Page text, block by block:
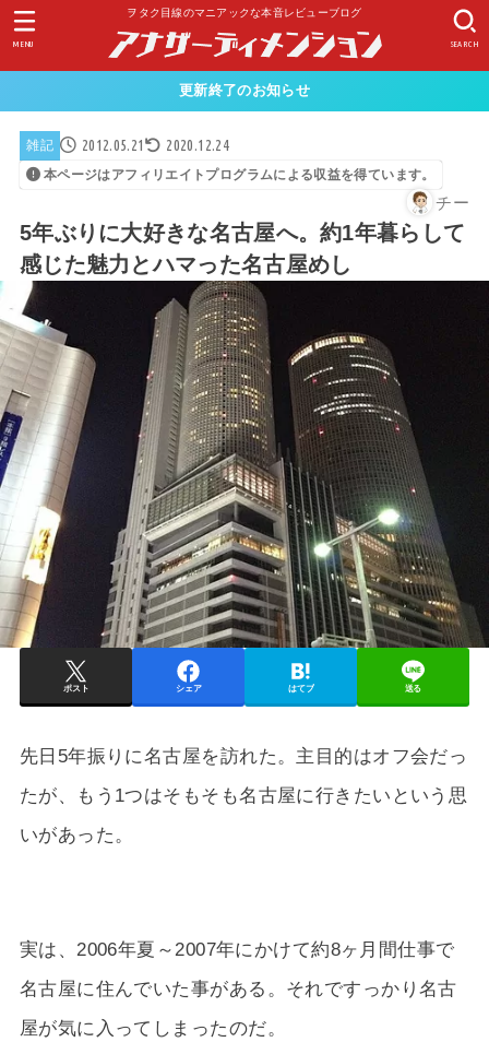
ヲタク目線のマニアックな本音レビューブログ
SEARCH
MENU
更新終了のお知らせ
雑記 2012.05.21 2020.12.24
本ページはアフィリエイトプログラムによる収益を得ています。
チー
5年ぶりに大好きな名古屋へ。約1年暮らして
感じた魅力とハマった名古屋めし
ポスト シェア はてブ 送る
先日5年振りに名古屋を訪れた。主目的はオフ会だっ
たが、もう1つはそもそも名古屋に行きたいという思
いがあった。
実は、2006年夏～2007年にかけて約8ヶ月間仕事で
名古屋に住んでいた事がある。それですっかり名古
屋が気に入ってしまったのだ。